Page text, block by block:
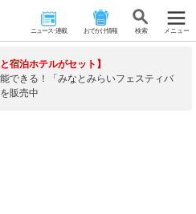
ニュース･連載 おでかけ情報 検 索 メニュー
宿泊ホテルがセット】
できる！「みなとみらいフェスティバ
販売中